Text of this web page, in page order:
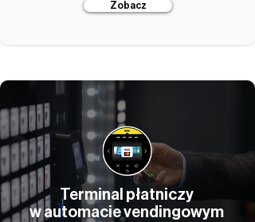
Zobacz
Terminal płatniczy
w automacie vendingowym